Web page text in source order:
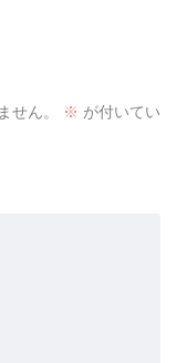
せん。 ※ が付いてい